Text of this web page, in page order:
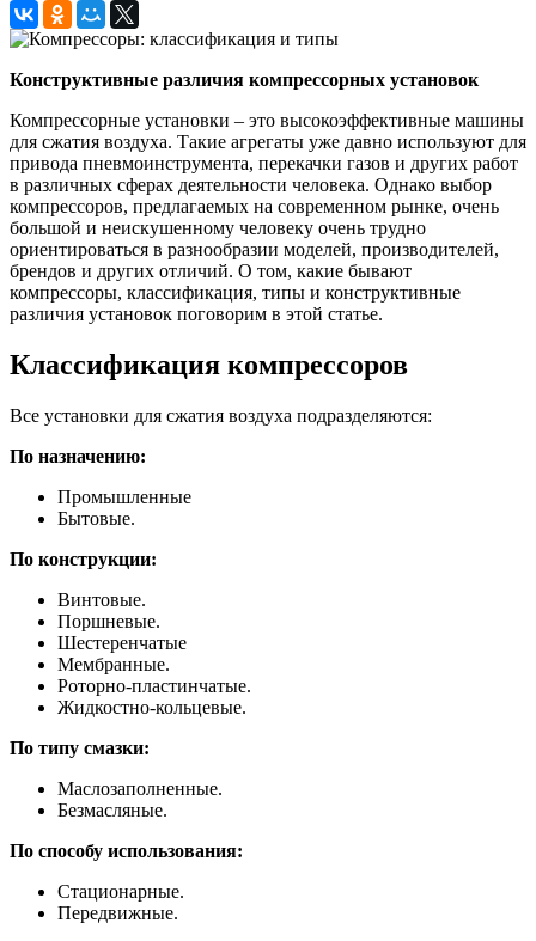
Конструктивные различия компрессорных установок
Компрессорные установки – это высокоэффективные машины
для сжатия воздуха. Такие агрегаты уже давно используют для
привода пневмоинструмента, перекачки газов и других работ
в различных сферах деятельности человека. Однако выбор
компрессоров, предлагаемых на современном рынке, очень
большой и неискушенному человеку очень трудно
ориентироваться в разнообразии моделей, производителей,
брендов и других отличий. О том, какие бывают
компрессоры, классификация, типы и конструктивные
различия установок поговорим в этой статье.
Классификация компрессоров
Все установки для сжатия воздуха подразделяются:
По назначению:
Промышленные
Бытовые.
По конструкции:
Винтовые.
Поршневые.
Шестеренчатые
Мембранные.
Роторно-пластинчатые.
Жидкостно-кольцевые.
По типу смазки:
Маслозаполненные.
Безмасляные.
По способу использования:
Стационарные.
Передвижные.